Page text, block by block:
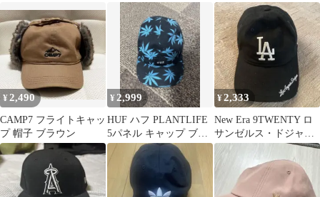
ドジャースMLBブラッ
ク
¥2,490
CAMP7 フライトキャッ
プ 帽子 ブラウン
¥2,999
HUF ハフ PLANTLIFE
5パネル キャップ ブル
ー ボックスロゴ 帽子
¥2,333
New Era 9TWENTY ロ
サンゼルス・ドジャー
ス キャップ